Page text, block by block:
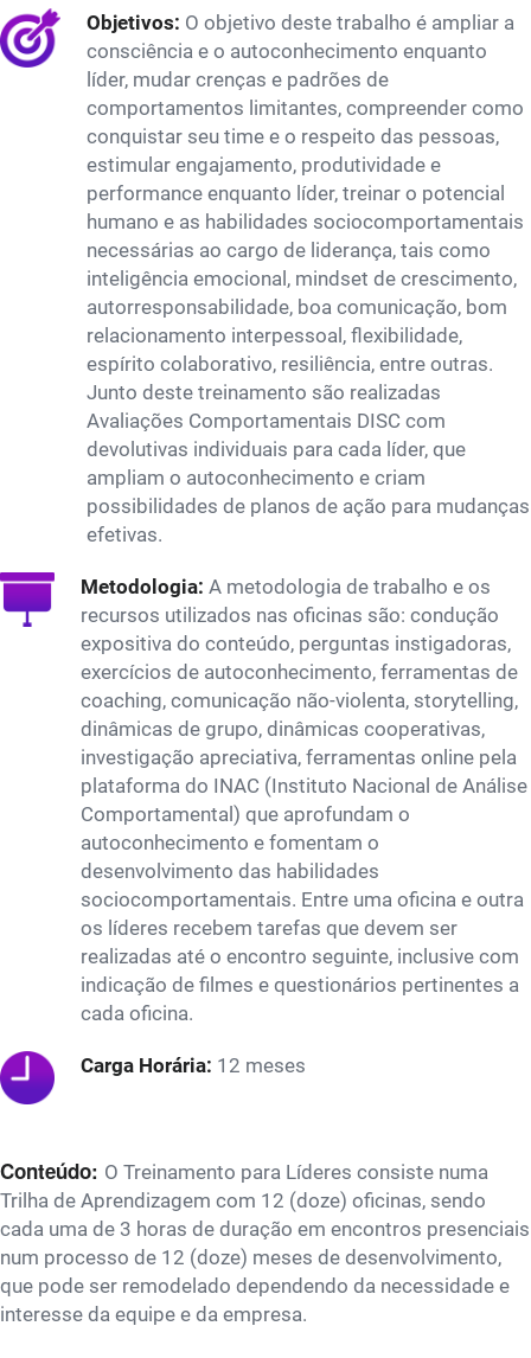
Objetivos: O objetivo deste trabalho é ampliar a
consciência e o autoconhecimento enquanto
líder, mudar crenças e padrões de
comportamentos limitantes, compreender como
conquistar seu time e o respeito das pessoas,
estimular engajamento, produtividade e
performance enquanto líder, treinar o potencial
humano e as habilidades sociocomportamentais
necessárias ao cargo de liderança, tais como
inteligência emocional, mindset de crescimento,
autorresponsabilidade, boa comunicação, bom
relacionamento interpessoal, flexibilidade,
espírito colaborativo, resiliência, entre outras.
Junto deste treinamento são realizadas
Avaliações Comportamentais DISC com
devolutivas individuais para cada líder, que
ampliam o autoconhecimento e criam
possibilidades de planos de ação para mudanças
efetivas.
Metodologia: A metodologia de trabalho e os
recursos utilizados nas oficinas são: condução
expositiva do conteúdo, perguntas instigadoras,
exercícios de autoconhecimento, ferramentas de
coaching, comunicação não-violenta, storytelling,
dinâmicas de grupo, dinâmicas cooperativas,
investigação apreciativa, ferramentas online pela
plataforma do INAC (Instituto Nacional de Análise
Comportamental) que aprofundam o
autoconhecimento e fomentam o
desenvolvimento das habilidades
sociocomportamentais. Entre uma oficina e outra
os líderes recebem tarefas que devem ser
realizadas até o encontro seguinte, inclusive com
indicação de filmes e questionários pertinentes a
cada oficina.
Carga Horária: 12 meses
Conteúdo: O Treinamento para Líderes consiste numa
Trilha de Aprendizagem com 12 (doze) oficinas, sendo
cada uma de 3 horas de duração em encontros presenciais
num processo de 12 (doze) meses de desenvolvimento,
que pode ser remodelado dependendo da necessidade e
interesse da equipe e da empresa.